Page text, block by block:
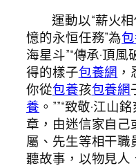
運動以“薪火
憶的永恒任務”為
海星斗”“傳承·頂
得的樣子包養網
你從包養孩包養網
養 。””“致敬·江山
章，由迷信家自己
屬、先生等相干職
聽故事，以物見人